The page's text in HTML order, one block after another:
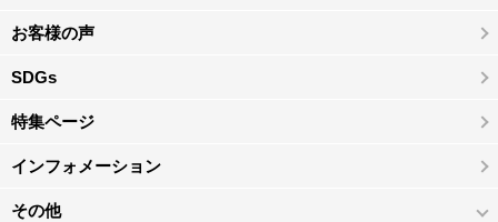
お客様の声
SDGs
特集ページ
インフォメーション
その他